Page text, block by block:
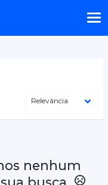
nenhum
busca.